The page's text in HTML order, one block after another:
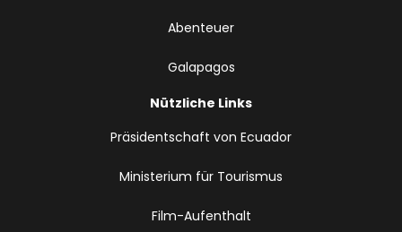
Abenteuer
Galapagos
Nützliche Links
Präsidentschaft von Ecuador
Ministerium für Tourismus
Film-Aufenthalt